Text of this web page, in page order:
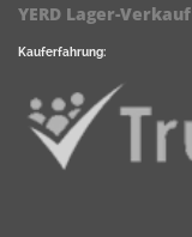
YERD Lager-Verkauf
Kauferfahrung: